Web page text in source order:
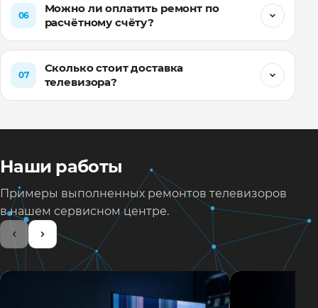
06
Можно ли оплатить ремонт по
расчётному счёту?
07
Сколько стоит доставка
телевизора?
Наши работы
Примеры выполненных ремонтов телевизоров
в нашем сервисном центре.